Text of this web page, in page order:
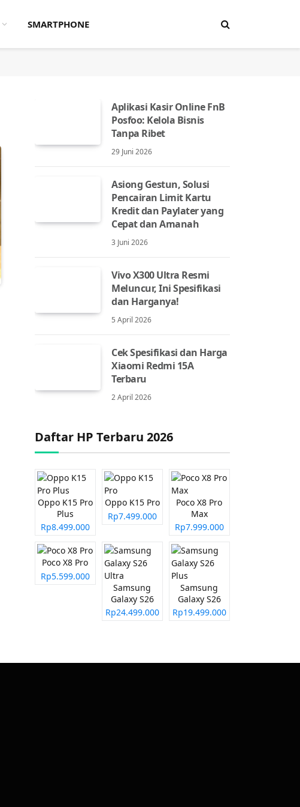
SMARTPHONE
Aplikasi Kasir Online FnB
Posfoo: Kelola Bisnis
Tanpa Ribet
29 Juni 2026
Asiong Gestun, Solusi
Pencairan Limit Kartu
Kredit dan Paylater yang
Cepat dan Amanah
3 Juni 2026
Vivo X300 Ultra Resmi
Meluncur, Ini Spesifikasi
dan Harganya!
5 April 2026
Cek Spesifikasi dan Harga
Xiaomi Redmi 15A
Terbaru
2 April 2026
Daftar HP Terbaru 2026
Oppo K15 Pro
Plus
Rp8.499.000
Oppo K15 Pro
Rp7.499.000
Poco X8 Pro
Max
Rp7.999.000
Poco X8 Pro
Rp5.599.000
Samsung
Galaxy S26
Ultra
Rp24.499.000
Samsung
Galaxy S26
Plus
Rp19.499.000